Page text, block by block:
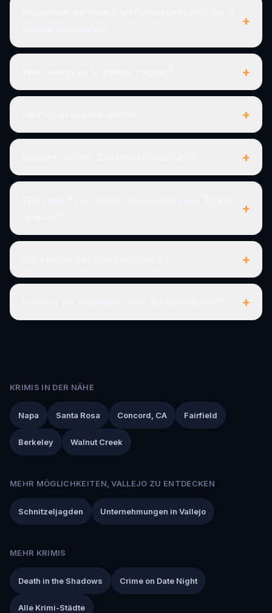
+
+
+
+
+
+
+
KRIMIS IN DER NÄHE
Napa Santa Rosa Concord, CA Fairfield
Berkeley Walnut Creek
MEHR MÖGLICHKEITEN, VALLEJO ZU ENTDECKEN
Schnitzeljagden Unternehmungen in Vallejo
MEHR KRIMIS
Death in the Shadows Crime on Date Night
Alle Krimi-Städte